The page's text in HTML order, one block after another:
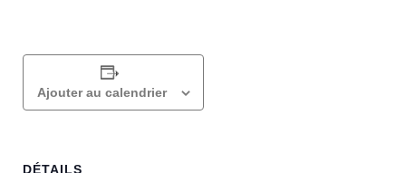
Ajouter au calendrier
DÉTAILS